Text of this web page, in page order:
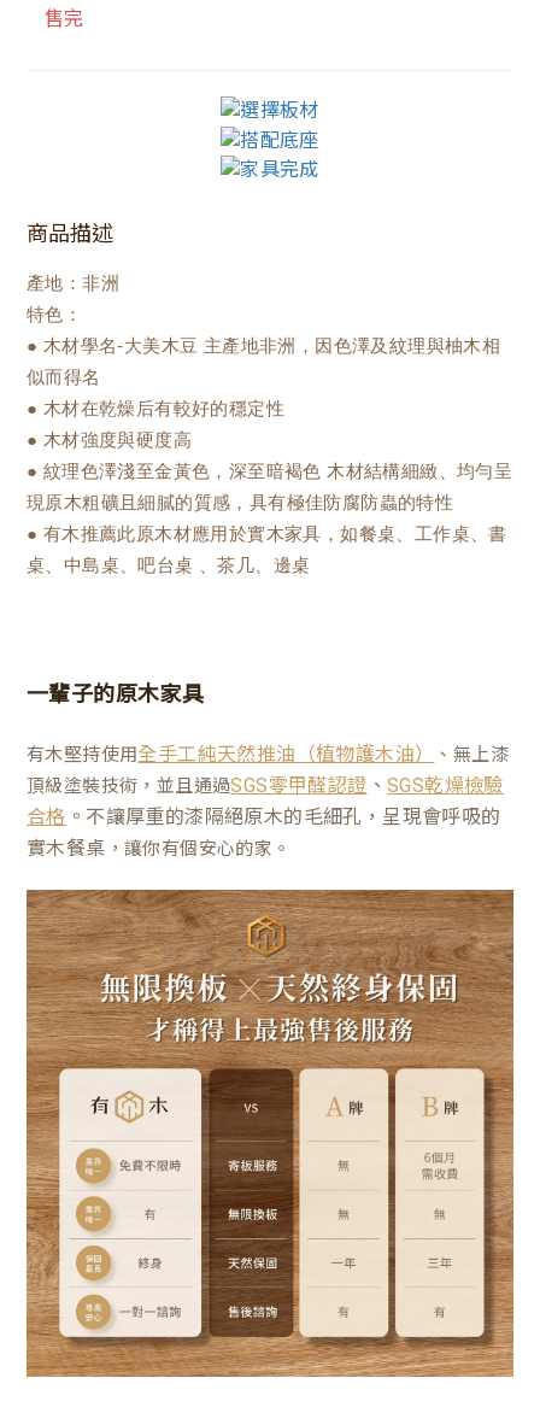
售完
商品描述
產地：非洲
特色：
● 木材學名-大美木豆 主產地非洲，因色澤及紋理與柚木相
似而得名
● 木材在乾燥后有較好的穩定性
● 木材強度與硬度高
● 紋理色澤淺至金黃色，深至暗褐色 木材結構細緻、均勻呈
現原木粗礦且細膩的質感，具有極佳防腐防蟲的特性
● 有木推薦此原木材應用於實木家具，如餐桌、工作桌、書
桌、中島桌、吧台桌 、茶几、邊桌
一輩子的原木家具
有木堅持使用全手工純天然推油（植物護木油）
、無上漆
頂級塗裝技術，並且通過SGS零甲醛認證 、SGS乾燥檢驗
合格 。不讓厚重的漆隔絕原木的毛細孔，呈現會呼吸的
實木餐桌 ，讓你有個安心的家。